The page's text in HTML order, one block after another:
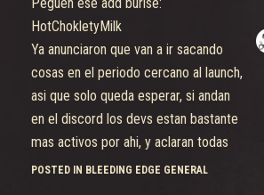
HotChokletyMilk
Ya anunciaron que van a ir sacando
cosas en el periodo cercano al launch,
asi que solo queda esperar, si andan
en el discord los devs estan bastante
mas activos por ahi, y aclaran todas
las dudas, etc. Hay que ser un poquito
POSTED IN BLEEDING EDGE GENERAL